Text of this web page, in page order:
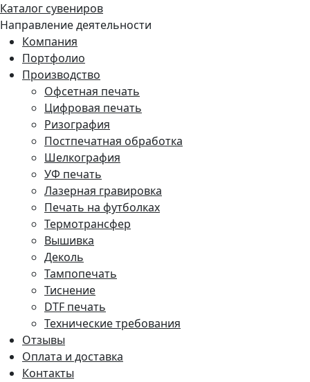
Каталог сувениров
Направление деятельности
Компания
Портфолио
Производство
Офсетная печать
Цифровая печать
Ризография
Постпечатная обработка
Шелкография
УФ печать
Лазерная гравировка
Печать на футболках
Термотрансфер
Вышивка
Деколь
Тампопечать
Тиснение
DTF печать
Технические требования
Отзывы
Оплата и доставка
Контакты